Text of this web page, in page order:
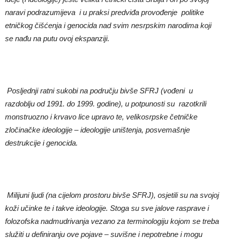
naravi podrazumijeva i u praksi predviđa provođenje politike
etničkog čišćenja i genocida nad svim nesrpskim narodima koji
se nađu na putu ovoj ekspanziji.
Posljednji ratni sukobi na području bivše SFRJ (vođeni u
razdoblju od 1991. do 1999. godine), u potpunosti su razotkrili
monstruozno i krvavo lice upravo te, velikosrpske četničke
zločinačke ideologije – ideologije uništenja, posvemašnje
destrukcije i genocida.
Milijuni ljudi (na cijelom prostoru bivše SFRJ), osjetili su na svojoj
koži učinke te i takve ideologije. Stoga su sve jalove rasprave i
folozofska nadmudrivanja vezano za terminologiju kojom se treba
služiti u definiranju ove pojave – suvišne i nepotrebne i mogu